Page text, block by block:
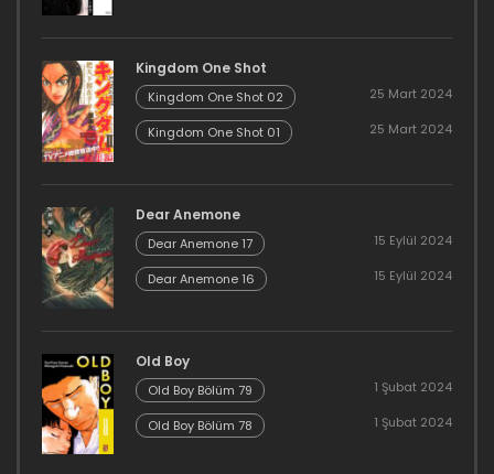
Kingdom One Shot
Kingdom One Shot 02 25 Mart 2024
Kingdom One Shot 01 25 Mart 2024
Dear Anemone
Dear Anemone 17 15 Eylül 2024
Dear Anemone 16 15 Eylül 2024
Old Boy
Old Boy Bölüm 79 1 Şubat 2024
Old Boy Bölüm 78 1 Şubat 2024